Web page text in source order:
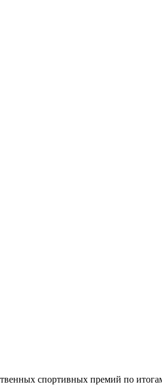
спортивных премий по